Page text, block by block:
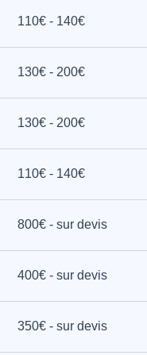
110€ - 140€
130€ - 200€
130€ - 200€
110€ - 140€
800€ - sur devis
400€ - sur devis
350€ - sur devis